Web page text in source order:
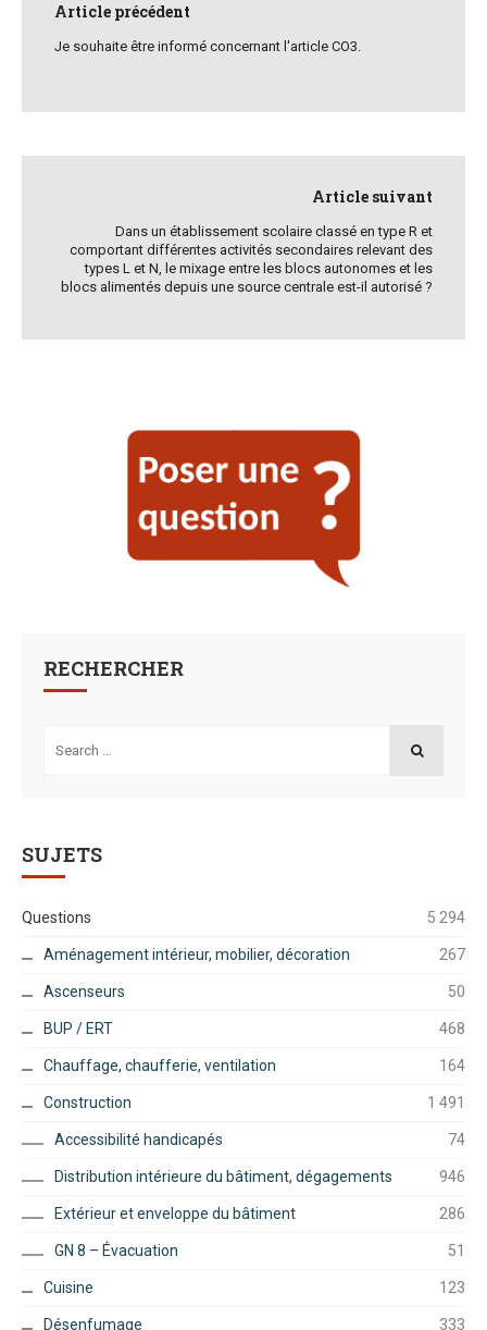
navigation
Article précédent
Je souhaite être informé concernant l'article CO3.
Article suivant
Dans un établissement scolaire classé en type R et
comportant différentes activités secondaires relevant des
types L et N, le mixage entre les blocs autonomes et les
blocs alimentés depuis une source centrale est-il autorisé ?
RECHERCHER
for:
SUJETS
Questions 5 294
Aménagement intérieur, mobilier, décoration 267
Ascenseurs 50
BUP / ERT 468
Chauffage, chaufferie, ventilation 164
Construction 1 491
Accessibilité handicapés 74
Distribution intérieure du bâtiment, dégagements 946
Extérieur et enveloppe du bâtiment 286
GN 8 – Évacuation 51
Cuisine 123
Désenfumage 333